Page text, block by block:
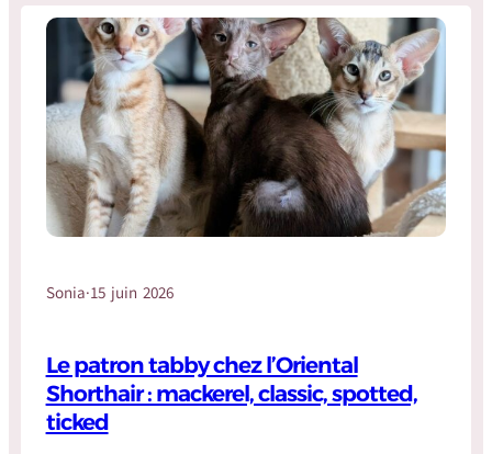
Sonia·15 juin 2026
Le patron tabby chez l’Oriental
Shorthair : mackerel, classic, spotted,
ticked